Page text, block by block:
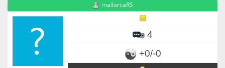
mallorcaRS
4
+0/-0